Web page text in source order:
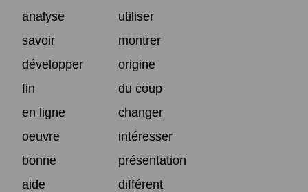
analyse
utiliser
savoir
montrer
développer
origine
fin
du coup
en ligne
changer
oeuvre
intéresser
bonne
présentation
aide
différent